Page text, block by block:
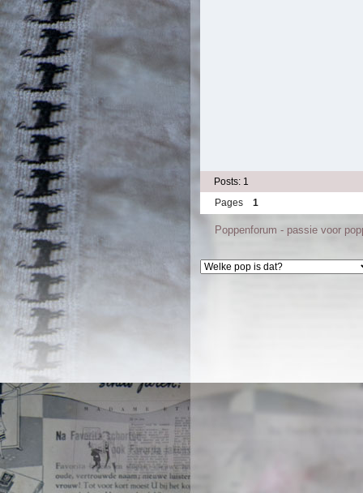
Posts: 1
Pages
1
Poppenforum - passie voor